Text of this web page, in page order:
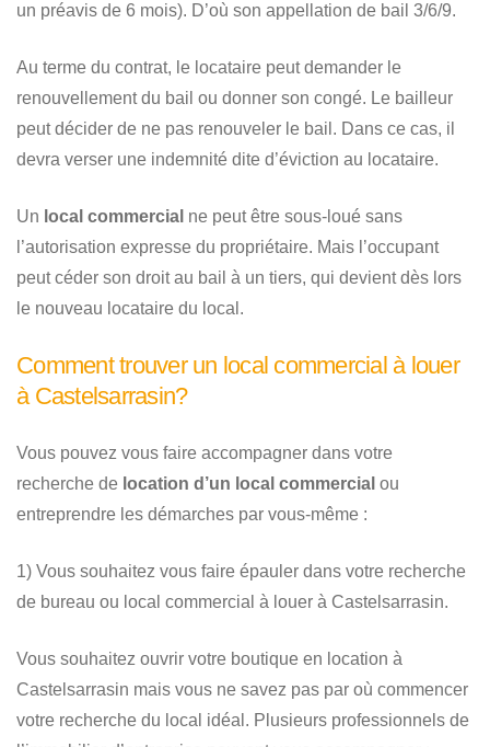
un préavis de 6 mois). D’où son appellation de bail 3/6/9.
Au terme du contrat, le locataire peut demander le
renouvellement du bail ou donner son congé. Le bailleur
peut décider de ne pas renouveler le bail. Dans ce cas, il
devra verser une indemnité dite d’éviction au locataire.
Un local commercial ne peut être sous-loué sans
l’autorisation expresse du propriétaire. Mais l’occupant
peut céder son droit au bail à un tiers, qui devient dès lors
le nouveau locataire du local.
Comment trouver un local commercial à louer
à Castelsarrasin?
Vous pouvez vous faire accompagner dans votre
recherche de location d’un local commercial ou
entreprendre les démarches par vous-même :
1) Vous souhaitez vous faire épauler dans votre recherche
de bureau ou local commercial à louer à Castelsarrasin.
Vous souhaitez ouvrir votre boutique en location à
Castelsarrasin mais vous ne savez pas par où commencer
votre recherche du local idéal. Plusieurs professionnels de